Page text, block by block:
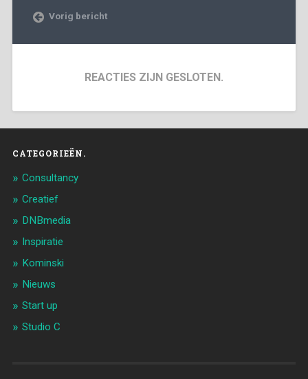
Vorig bericht
REACTIES ZIJN GESLOTEN.
CATEGORIEËN.
Consultancy
Creatief
DNBmedia
Inspiratie
Kominski
Nieuws
Start up
Studio C